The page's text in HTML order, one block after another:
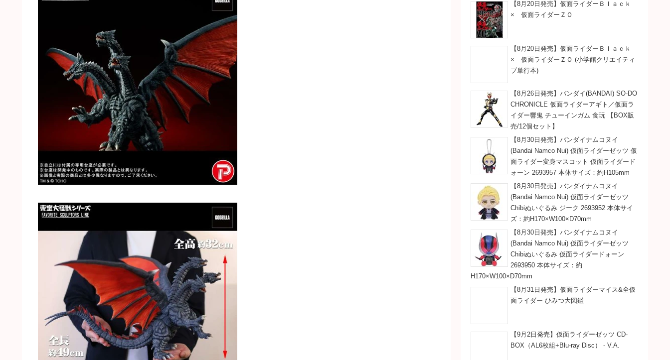
【8月20日発売】仮面ライダーＢｌａｃｋ
× 仮面ライダーＺＯ
【8月20日発売】仮面ライダーＢｌａｃｋ
× 仮面ライダーＺＯ (小学館クリエイティ
ブ単行本)
【8月26日発売】バンダイ(BANDAI) SO-DO
CHRONICLE 仮面ライダーアギト／仮面ラ
イダー響鬼 チューインガム 食玩 【BOX販
売/12個セット】
【8月30日発売】バンダイナムコヌイ
(Bandai Namco Nui) 仮面ライダーゼッツ 仮
面ライダー変身マスコット 仮面ライダード
ォーン 2693957 本体サイズ：約H105mm
【8月30日発売】バンダイナムコヌイ
(Bandai Namco Nui) 仮面ライダーゼッツ
Chibiぬいぐるみ ジーク 2693952 本体サイ
ズ：約H170×W100×D70mm
【8月30日発売】バンダイナムコヌイ
(Bandai Namco Nui) 仮面ライダーゼッツ
Chibiぬいぐるみ 仮面ライダードォーン
2693950 本体サイズ：約
H170×W100×D70mm
【8月31日発売】仮面ライダーマイス&全仮
面ライダー ひみつ大図鑑
【9月2日発売】仮面ライダーゼッツ CD-
BOX（AL6枚組+Blu-ray Disc） - V.A.